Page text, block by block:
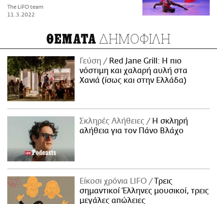
The LiFO team
11.3.2022
ΘΕΜΑΤΑ ΔΗΜΟΦΙΛΗ
Γεύση
Red Jane Grill: Η πιο
νόστιμη και χαλαρή αυλή στα
Χανιά (ίσως και στην Ελλάδα)
Σκληρές Αλήθειες
H σκληρή
αλήθεια για τον Πάνο Βλάχο
Είκοσι χρόνια LIFO
Tρεις
σημαντικοί Έλληνες μουσικοί, τρεις
μεγάλες απώλειες